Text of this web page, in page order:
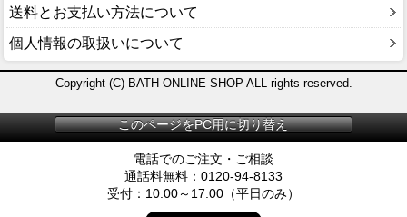
送料とお支払い方法について
個人情報の取扱いについて
Copyright (C) BATH ONLINE SHOP ALL rights reserved.
電話でのご注文・ご相談
通話料無料：0120-94-8133
受付：10:00～17:00（平日のみ）
このページをPC用に切り替え